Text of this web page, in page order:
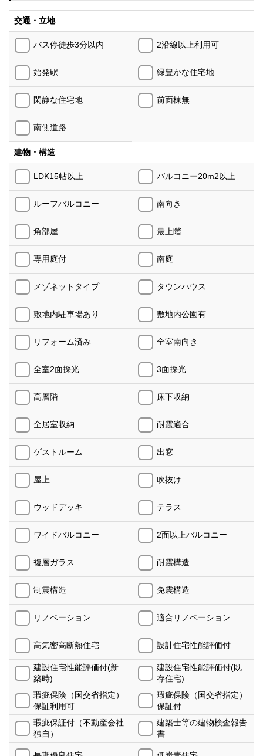
交通・立地
バス停徒歩3分以内 2沿線以上利用可
始発駅 緑豊かな住宅地
閑静な住宅地 前面棟無
南側道路
建物・構造
LDK15帖以上 バルコニー20m2以上
ルーフバルコニー 南向き
角部屋 最上階
専用庭付 南庭
メゾネットタイプ タウンハウス
敷地内駐車場あり 敷地内公園有
リフォーム済み 全室南向き
全室2面採光 3面採光
高層階 床下収納
全居室収納 耐震適合
ゲストルーム 出窓
屋上 吹抜け
ウッドデッキ テラス
ワイドバルコニー 2面以上バルコニー
複層ガラス 耐震構造
制震構造 免震構造
リノベーション 適合リノベーション
高気密高断熱住宅 設計住宅性能評価付
建設住宅性能評価付(新
築時)
建設住宅性能評価付(既
存住宅)
瑕疵保険（国交省指定）
保証利用可
瑕疵保険（国交省指定）
保証付
瑕疵保証付（不動産会社
独自）
建築士等の建物検査報告
書